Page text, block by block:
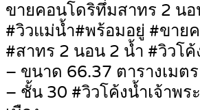
ขายคอนโดริทึ่มสาทร 2 นอ
#วิวแม่น้ำ#พร้อมอยู่ #ขาย
#สาทร 2 นอน 2 น้ำ #วิวโค้
– ขนาด 66.37 ตารางเมตร
– ชั้น 30 #วิวโค้งน้ำเจ้าพร